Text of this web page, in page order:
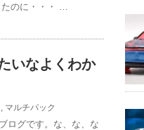
のに・・・ …
いなよくわか
, マルチパック
ログです。な、な、な